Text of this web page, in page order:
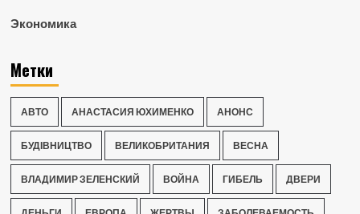
Экономика
Метки
АВТО АНАСТАСИЯ ЮХИМЕНКО АНОНС
БУДІВНИЦТВО ВЕЛИКОБРИТАНИЯ ВЕСНА
ВЛАДИМИР ЗЕЛЕНСКИЙ ВОЙНА ГИБЕЛЬ ДВЕРИ